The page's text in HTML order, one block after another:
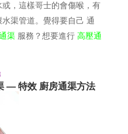
，這樣哥士的會傷喉，有
渠管道。覺得要自己 通
渠服務？想要進行 高壓通
— 特效 廚房通渠方法